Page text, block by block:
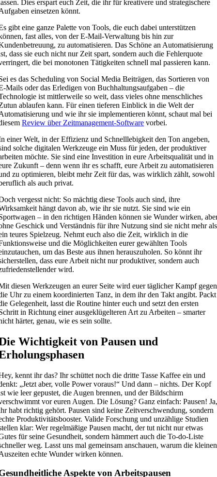
Dies erspart euch Zeit, die ihr für kreativere und strategischere
einsetzen könnt.
gibt eine ganze Palette von Tools, die euch dabei unterstützen
fast alles, von der E-Mail-Verwaltung bis hin zur
zu automatisieren. Das Schöne an Automatisierung
dass sie euch nicht nur Zeit spart, sondern auch die Fehlerquote
die bei monotonen Tätigkeiten schnell mal passieren kann.
es das Scheduling von Social Media Beiträgen, das Sortieren von
Mails oder das Erledigen von Buchhaltungsaufgaben – die
ist mittlerweile so weit, dass vieles ohne menschliches
ablaufen kann. Für einen tieferen Einblick in die Welt der
und wie ihr sie implementieren könnt, schaut mal bei
Review über Zeitmanagement-Software vorbei.
einer Welt, in der Effizienz und Schnelllebigkeit den Ton angeben,
solche digitalen Werkzeuge ein Muss für jeden, der produktiver
möchte. Sie sind eine Investition in eure Arbeitsqualität und in
Zukunft – denn wenn ihr es schafft, eure Arbeit zu automatisieren
zu optimieren, bleibt mehr Zeit für das, was wirklich zählt, sowohl
als auch privat.
vergesst nicht: So mächtig diese Tools auch sind, ihre
hängt davon ab, wie ihr sie nutzt. Sie sind wie ein
– in den richtigen Händen können sie Wunder wirken,
Geschick und Verständnis für ihre Nutzung sind sie nicht mehr als
teures Spielzeug. Nehmt euch also die Zeit, wirklich in die
und die Möglichkeiten eurer gewählten Tools
um das Beste aus ihnen herauszuholen. So könnt ihr
dass eure Arbeit nicht nur produktiver, sondern auch
wird.
diesen Werkzeugen an eurer Seite wird euer täglicher Kampf gegen
Uhr zu einem koordinierten Tanz, in dem ihr den Takt angibt. Packt
Gelegenheit, lasst die Routine hinter euch und setzt den ersten
in Richtung einer ausgeklügelteren Art zu Arbeiten – smarter
härter, genau, wie es sein sollte.
Wichtigkeit von Pausen und
kennt ihr das? Ihr schüttet noch die dritte Tasse Kaffee ein und
„Jetzt aber, volle Power voraus!“ Und dann – nichts. Der Kopf
wie leer gepustet, die Augen brennen, und der Bildschirm
vor euren Augen. Die Lösung? Ganz einfach: Pausen!
habt richtig gehört. Pausen sind keine Zeitverschwendung, sondern
Produktivitätsbooster. Valide Forschung und unzählige Studien
klar: Wer regelmäßige Pausen macht, der tut nicht nur etwas
für seine Gesundheit, sondern hämmert auch die To-do-Liste
weg. Lasst uns mal gemeinsam anschauen, warum die kleinen
echte Wunder wirken können.
Aspekte von Arbeitspausen